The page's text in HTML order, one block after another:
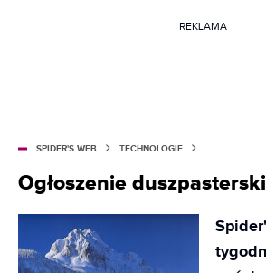
REKLAMA
SPIDER'S WEB TECHNOLOGIE
Ogłoszenie